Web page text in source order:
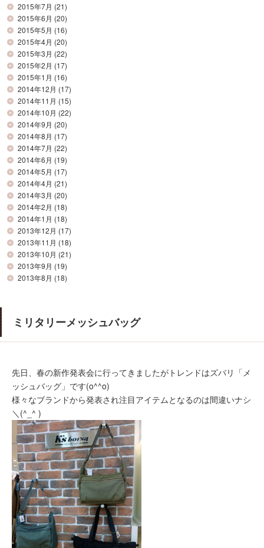
2015年7月 (21)
2015年6月 (20)
2015年5月 (16)
2015年4月 (20)
2015年3月 (22)
2015年2月 (17)
2015年1月 (16)
2014年12月 (17)
2014年11月 (15)
2014年10月 (22)
2014年9月 (20)
2014年8月 (17)
2014年7月 (22)
2014年6月 (19)
2014年5月 (17)
2014年4月 (21)
2014年3月 (20)
2014年2月 (18)
2014年1月 (18)
2013年12月 (17)
2013年11月 (18)
2013年10月 (21)
2013年9月 (19)
2013年8月 (18)
ミリタリーメッシュバッグ
先日、春の新作発表会に行ってきましたがトレンドはズバリ「メ
ッシュバッグ」です(o^^o)
様々なブランドから発表され注目アイテムとなるのは間違いナシ
＼(^_^ )